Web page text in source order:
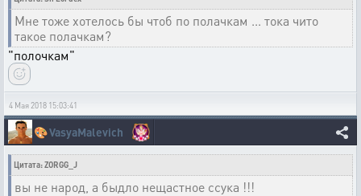
Мне тоже хотелось бы чтоб по полачкам ... тока чито
такое полачкам?
"полочкам"
4 Мая 2018 15:03:41
🎨VasyaMalevich
Цитата: ZORGG_J
вы не народ, а быдло нещастное ссука !!!